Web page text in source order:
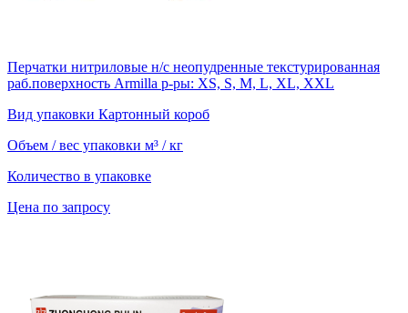
Перчатки нитриловые н/с неопудренные текстурированная
раб.поверхность Armilla р-ры: XS, S, M, L, XL, XXL
Вид упаковки Картонный короб
Объем / вес упаковки м³ / кг
Количество в упаковке
Цена по запросу